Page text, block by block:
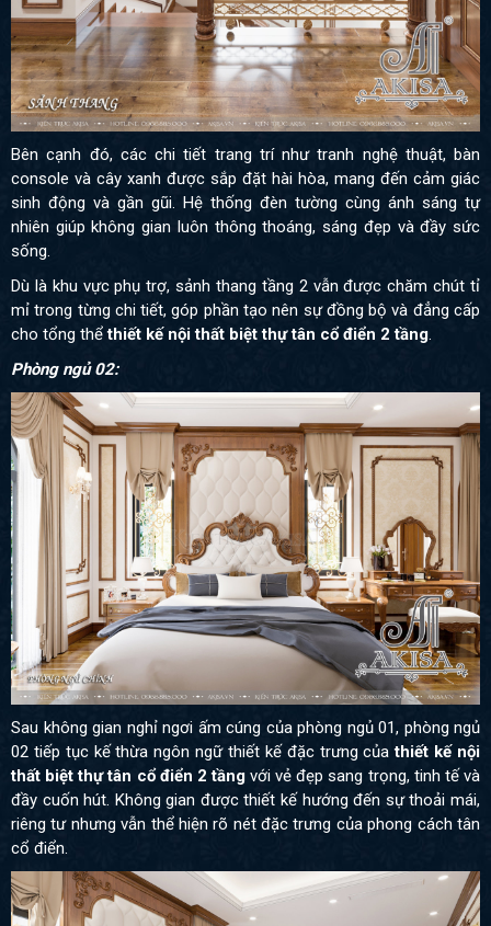
Bên cạnh đó, các chi tiết trang trí như tranh nghệ thuật, bàn
console và cây xanh được sắp đặt hài hòa, mang đến cảm giác
sinh động và gần gũi. Hệ thống đèn tường cùng ánh sáng tự
nhiên giúp không gian luôn thông thoáng, sáng đẹp và đầy sức
sống.
Dù là khu vực phụ trợ, sảnh thang tầng 2 vẫn được chăm chút tỉ
mỉ trong từng chi tiết, góp phần tạo nên sự đồng bộ và đẳng cấp
cho tổng thểthiết kế nội thất biệt thự tân cổ điển 2 tầng.
Phòng ngủ 02:
Sau không gian nghỉ ngơi ấm cúng của phòng ngủ 01, phòng ngủ
02 tiếp tục kế thừa ngôn ngữ thiết kế đặc trưng củathiết kế nội
thất biệt thự tân cổ điển 2 tầngvới vẻ đẹp sang trọng, tinh tế và
đầy cuốn hút. Không gian được thiết kế hướng đến sự thoải mái,
riêng tư nhưng vẫn thể hiện rõ nét đặc trưng của phong cách tân
cổ điển.